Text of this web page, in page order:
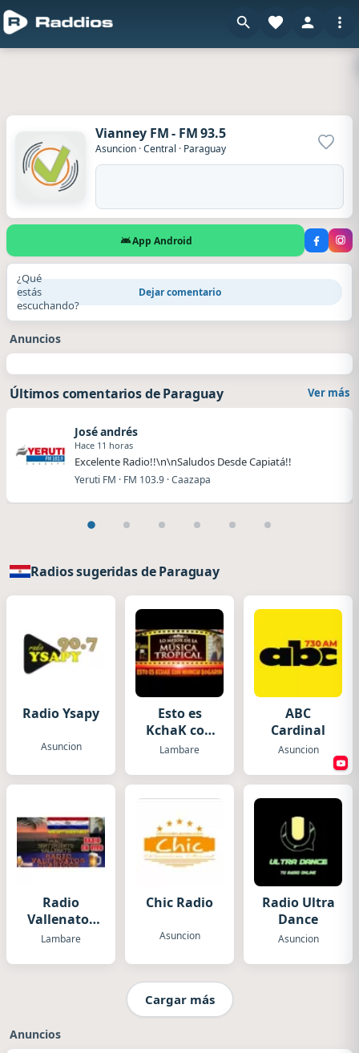
Vianney FM - FM 93.5
Asuncion ·Central · Paraguay
App Android
¿Qué
estás
escuchando?
Dejar comentario
Anuncios
Últimos comentarios de Paraguay Ver más
José andrés
Hace 11 horas
Excelente Radio!!\n\nSaludos Desde Capiatá!!
Yeruti FM · FM 103.9 · Caazapa
Radios sugeridas de Paraguay
Radio Ysapy
Asuncion
Esto es
KchaK con
Monchi
Radio
Lambare
ABC
Cardinal
Asuncion
Radio
Vallenatos
Clásicos
Lambare
Chic Radio
Asuncion
Radio Ultra
Dance
Asuncion
Cargar más
Anuncios